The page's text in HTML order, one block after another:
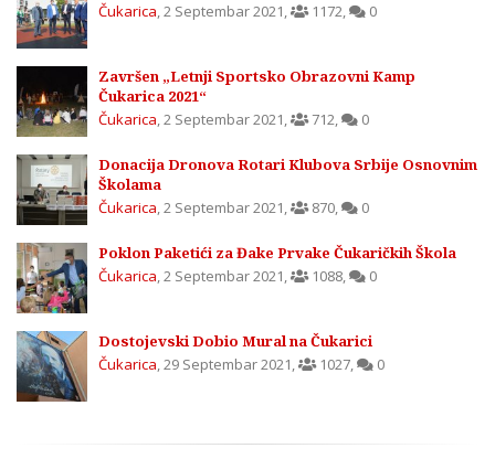
Čukarica,2 Septembar 2021, 1172, 0
Završen „Letnji Sportsko Obrazovni Kamp
Čukarica 2021“
Čukarica,2 Septembar 2021, 712, 0
Donacija Dronova Rotari Klubova Srbije Osnovnim
Školama
Čukarica,2 Septembar 2021, 870, 0
Poklon Paketići za Đake Prvake Čukaričkih Škola
Čukarica,2 Septembar 2021, 1088, 0
Dostojevski Dobio Mural na Čukarici
Čukarica,29 Septembar 2021, 1027, 0